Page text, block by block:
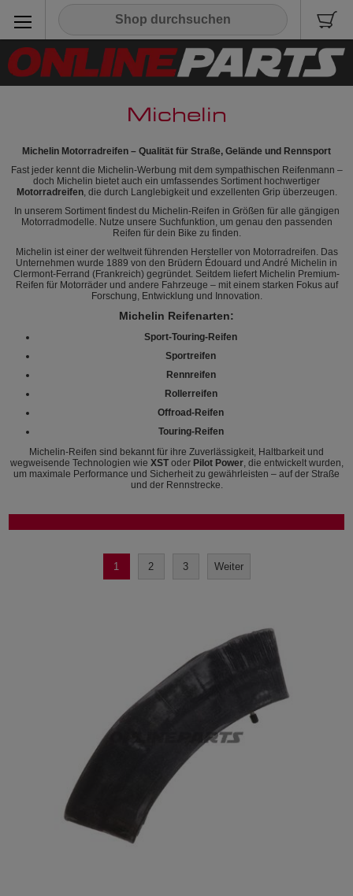
Michelin
Michelin Motorradreifen – Qualität für Straße, Gelände und Rennsport
Fast jeder kennt die Michelin-Werbung mit dem sympathischen Reifenmann –
doch Michelin bietet auch ein umfassendes Sortiment hochwertiger
Motorradreifen, die durch Langlebigkeit und exzellenten Grip überzeugen.
In unserem Sortiment findest du Michelin-Reifen in Größen für alle gängigen
Motorradmodelle. Nutze unsere Suchfunktion, um genau den passenden
Reifen für dein Bike zu finden.
Michelin ist einer der weltweit führenden Hersteller von Motorradreifen. Das
Unternehmen wurde 1889 von den Brüdern Édouard und André Michelin in
Clermont-Ferrand (Frankreich) gegründet. Seitdem liefert Michelin Premium-
Reifen für Motorräder und andere Fahrzeuge – mit einem starken Fokus auf
Forschung, Entwicklung und Innovation.
Michelin Reifenarten:
Sport-Touring-Reifen
Sportreifen
Rennreifen
Rollerreifen
Offroad-Reifen
Touring-Reifen
Michelin-Reifen sind bekannt für ihre Zuverlässigkeit, Haltbarkeit und
wegweisende Technologien wie XSToder Pilot Power, die entwickelt wurden,
um maximale Performance und Sicherheit zu gewährleisten – auf der Straße
und der Rennstrecke.
1 2 3 Weiter